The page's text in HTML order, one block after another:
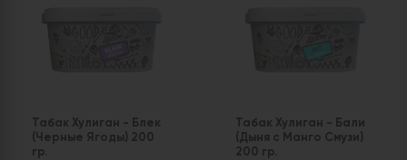
Табак Хулиган - Блек
(Черные Ягоды) 200
гр.
Табак Хулиган - Бали
(Дыня с Манго Смузи)
200 гр.